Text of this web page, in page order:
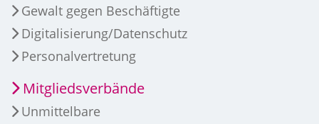
Gewalt gegen Beschäftigte
Digitalisierung/Datenschutz
Personalvertretung
Mitgliedsverbände
Unmittelbare